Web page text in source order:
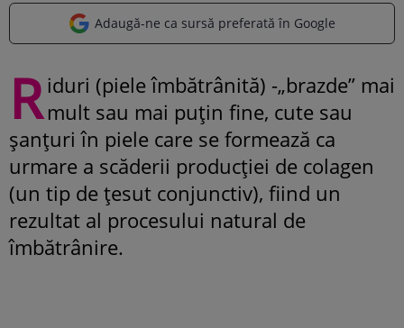
Adaugă-ne ca sursă preferată în Google
R iduri (piele îmbătrânită) -„brazde” mai
mult sau mai puţin fine, cute sau
șanțuri în piele care se formează ca
urmare a scăderii producţiei de colagen
(un tip de ţesut conjunctiv), fiind un
rezultat al procesului natural de
îmbătrânire.